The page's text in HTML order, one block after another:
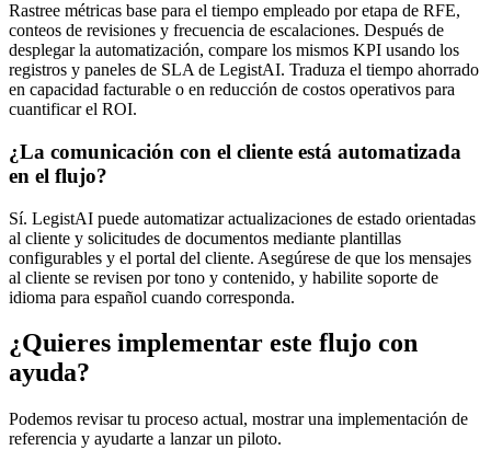
Rastree métricas base para el tiempo empleado por etapa de RFE,
conteos de revisiones y frecuencia de escalaciones. Después de
desplegar la automatización, compare los mismos KPI usando los
registros y paneles de SLA de LegistAI. Traduza el tiempo ahorrado
en capacidad facturable o en reducción de costos operativos para
cuantificar el ROI.
¿La comunicación con el cliente está automatizada
en el flujo?
Sí. LegistAI puede automatizar actualizaciones de estado orientadas
al cliente y solicitudes de documentos mediante plantillas
configurables y el portal del cliente. Asegúrese de que los mensajes
al cliente se revisen por tono y contenido, y habilite soporte de
idioma para español cuando corresponda.
¿Quieres implementar este flujo con
ayuda?
Podemos revisar tu proceso actual, mostrar una implementación de
referencia y ayudarte a lanzar un piloto.